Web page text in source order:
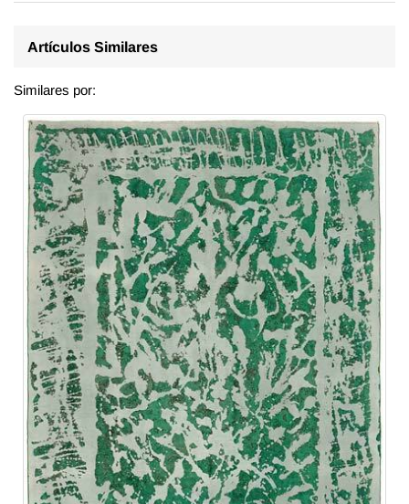
Artículos Similares
Similares por: